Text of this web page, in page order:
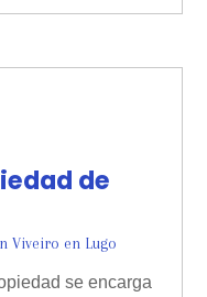
de
Viveiro en Lugo
se encarga